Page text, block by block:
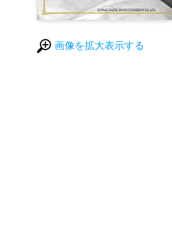
画像を拡大表示する